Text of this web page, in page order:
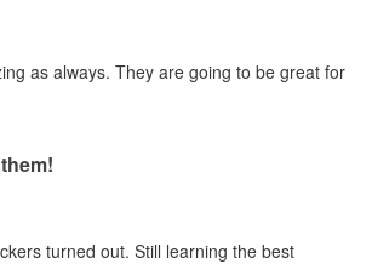
as always. They are going to be great for
turned out. Still learning the best